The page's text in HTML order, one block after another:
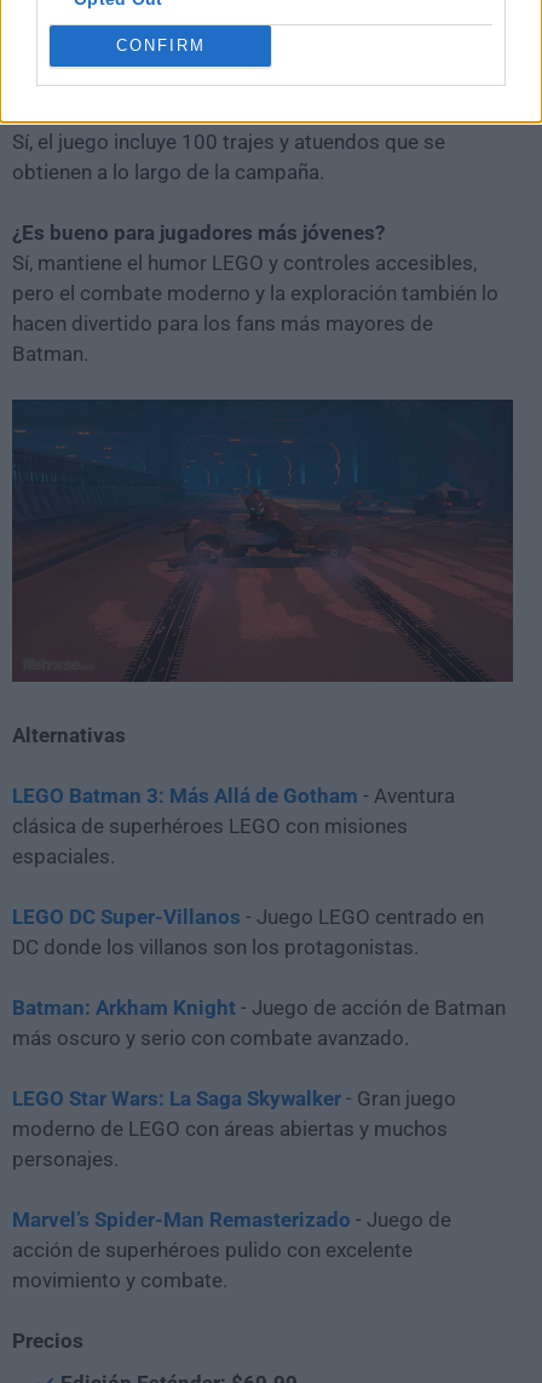
CONFIRM
juego no incluye microtransacciones dentro del juego
que requieran dinero real.
Sí, el juego incluye 100 trajes y atuendos que se
obtienen a lo largo de la campaña.
¿Es bueno para jugadores más jóvenes?
Sí, mantiene el humor LEGO y controles accesibles,
pero el combate moderno y la exploración también lo
hacen divertido para los fans más mayores de
Batman.
Alternativas
LEGO Batman 3: Más Allá de Gotham - Aventura
clásica de superhéroes LEGO con misiones
espaciales.
LEGO DC Super-Villanos - Juego LEGO centrado en
DC donde los villanos son los protagonistas.
Batman: Arkham Knight - Juego de acción de Batman
más oscuro y serio con combate avanzado.
LEGO Star Wars: La Saga Skywalker - Gran juego
moderno de LEGO con áreas abiertas y muchos
personajes.
Marvel’s Spider-Man Remasterizado - Juego de
acción de superhéroes pulido con excelente
movimiento y combate.
Precios